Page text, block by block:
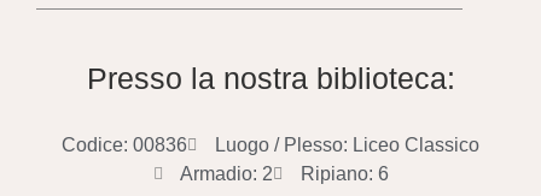
Presso la nostra biblioteca:
Codice: 00836
Luogo / Plesso: Liceo Classico
Armadio: 2
Ripiano: 6